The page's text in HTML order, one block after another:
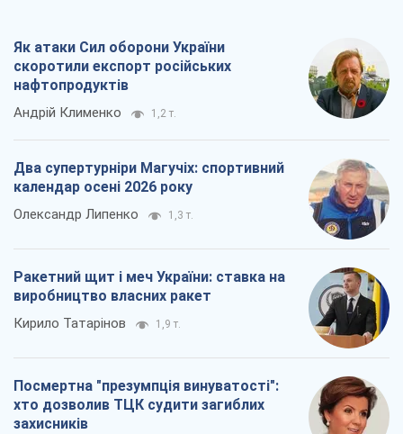
Як атаки Сил оборони України
скоротили експорт російських
нафтопродуктів
Андрій Клименко 1,2 т.
Два супертурніри Магучіх: спортивний
календар осені 2026 року
Олександр Липенко 1,3 т.
Ракетний щит і меч України: ставка на
виробництво власних ракет
Кирило Татарінов 1,9 т.
Посмертна "презумпція винуватості":
хто дозволив ТЦК судити загиблих
захисників